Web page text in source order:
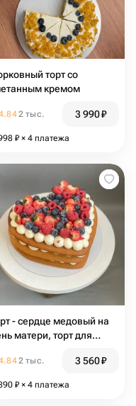
торт со
кремом
2 тыс. 3 990₽
₽ × 4 платежа
- сердце медовый на
матери, торт для
2 тыс. 3 560₽
₽ × 4 платежа